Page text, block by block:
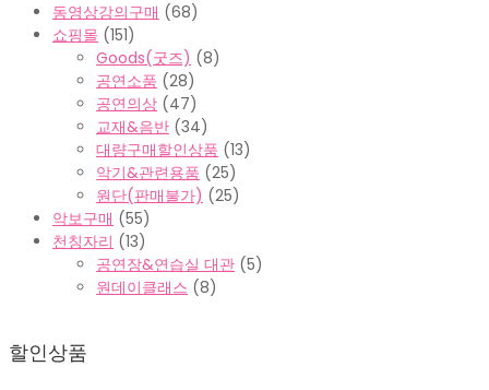
동영상강의구매 (68)
쇼핑몰 (151)
Goods(굿즈) (8)
공연소품 (28)
공연의상 (47)
교재&음반 (34)
대량구매할인상품 (13)
악기&관련용품 (25)
원단(판매불가) (25)
악보구매 (55)
천칭자리 (13)
공연장&연습실 대관 (5)
원데이클래스 (8)
할인상품